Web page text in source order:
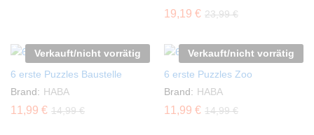
19,19 € 23,99€
Verkauft/nicht vorrätig
6 erste Puzzles Baustelle
Brand: HABA
11,99 € 14,99€
Verkauft/nicht vorrätig
6 erste Puzzles Zoo
Brand: HABA
11,99 € 14,99€